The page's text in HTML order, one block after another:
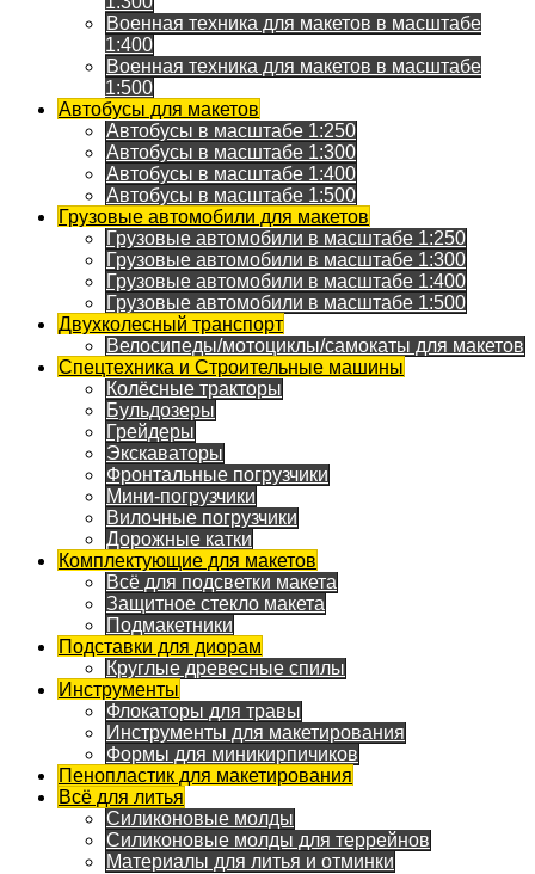
Военная техника для макетов в масштабе
1:400
Военная техника для макетов в масштабе
1:500
Автобусы для макетов
Автобусы в масштабе 1:250
Автобусы в масштабе 1:300
Автобусы в масштабе 1:400
Автобусы в масштабе 1:500
Грузовые автомобили для макетов
Грузовые автомобили в масштабе 1:250
Грузовые автомобили в масштабе 1:300
Грузовые автомобили в масштабе 1:400
Грузовые автомобили в масштабе 1:500
Двухколесный транспорт
Велосипеды/мотоциклы/самокаты для макетов
Спецтехника и Строительные машины
Колёсные тракторы
Бульдозеры
Грейдеры
Экскаваторы
Фронтальные погрузчики
Мини-погрузчики
Вилочные погрузчики
Дорожные катки
Комплектующие для макетов
Всё для подсветки макета
Защитное стекло макета
Подмакетники
Подставки для диорам
Круглые древесные спилы
Инструменты
Флокаторы для травы
Инструменты для макетирования
Формы для миникирпичиков
Пенопластик для макетирования
Всё для литья
Силиконовые молды
Силиконовые молды для террейнов
Материалы для литья и отминки